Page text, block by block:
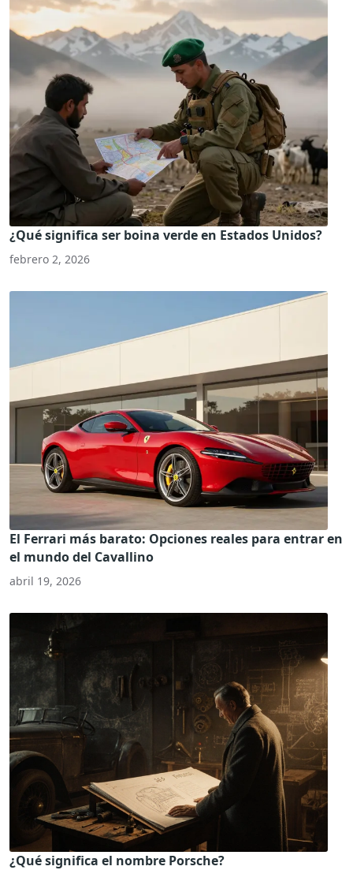
¿Qué significa ser boina verde en Estados Unidos?
febrero 2, 2026
El Ferrari más barato: Opciones reales para entrar en
el mundo del Cavallino
abril 19, 2026
¿Qué significa el nombre Porsche?